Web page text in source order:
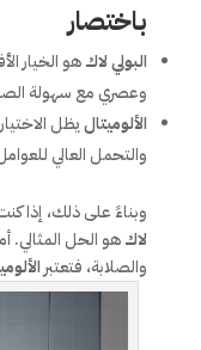
باختصار
البولي لاكهو الخيار
وعصري مع سهولة
الألوميتاليظل
والتحمل العالي
وبناءً على ذلك، إذا
لاكهو الحل المثالي.
والصلابة، فتعتبر